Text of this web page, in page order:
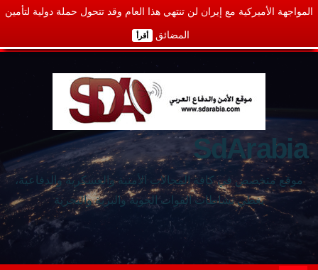
المواجهة الأميركية مع إيران لن تنتهي هذا العام وقد تتحول حملة دولية لتأمين
المضائق أقرأ
SdArabia
موقع متخصص في كافة المجالات الأمنية والعسكرية والدفاعية،
يغطي نشاطات القوات الجوية والبرية والبحرية